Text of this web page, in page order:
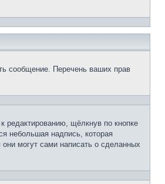
сообщение. Перечень ваших прав
редактированию, щёлкнув по кнопке
небольшая надпись, которая
могут сами написать о сделанных